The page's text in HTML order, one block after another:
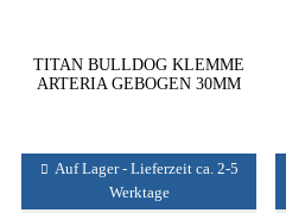
TITAN BULLDOG KLEMME
ARTERIA GEBOGEN 30MM
Auf Lager - Lieferzeit ca. 2-5
Werktage